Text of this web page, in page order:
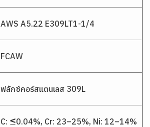
AWS A5.22 E309LT1-1/4
FCAW
ฟลักซ์คอร์สแตนเลส 309L
C: ≤0.04%, Cr: 23–25%, Ni: 12–14%